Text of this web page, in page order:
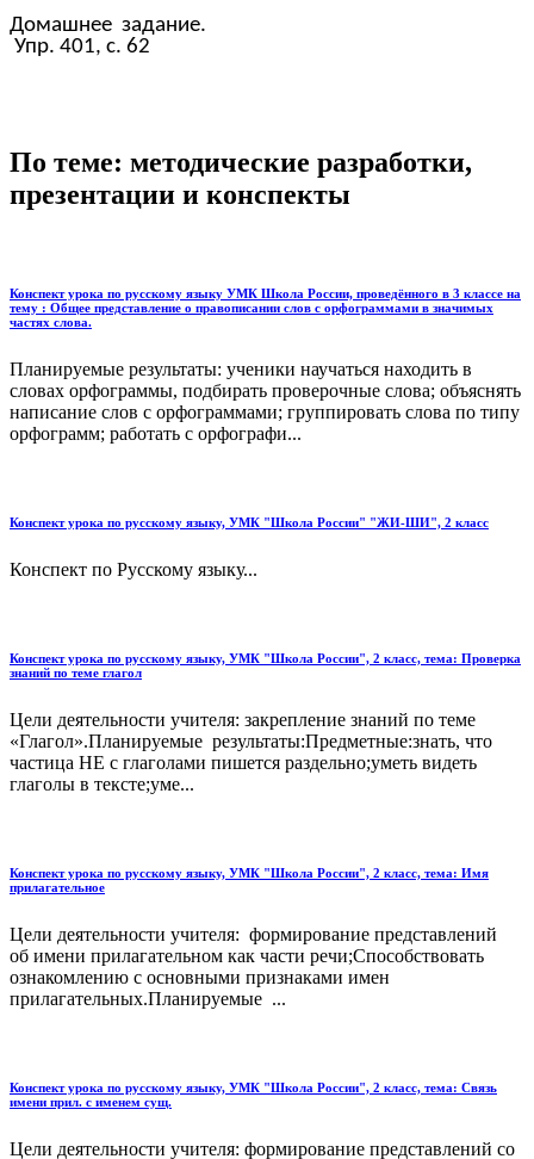
Домашнее задание.
Упр. 401, с. 62
По теме: методические разработки,
презентации и конспекты
Конспект урока по русскому языку УМК Школа России, проведённого в 3 классе на
тему : Общее представление о правописании слов с орфограммами в значимых
частях слова.
Планируемые результаты: ученики научаться находить в
словах орфограммы, подбирать проверочные слова; объяснять
написание слов с орфограммами; группировать слова по типу
орфограмм; работать с орфографи...
Конспект урока по русскому языку, УМК "Школа России" "ЖИ-ШИ", 2 класс
Конспект по Русскому языку...
Конспект урока по русскому языку, УМК "Школа России", 2 класс, тема: Проверка
знаний по теме глагол
Цели деятельности учителя: закрепление знаний по теме
«Глагол».Планируемые результаты:Предметные:знать, что
частица НЕ с глаголами пишется раздельно;уметь видеть
глаголы в тексте;уме...
Конспект урока по русскому языку, УМК "Школа России", 2 класс, тема: Имя
прилагательное
Цели деятельности учителя: формирование представлений
об имени прилагательном как части речи;Способствовать
ознакомлению с основными признаками имен
прилагательных.Планируемые ...
Конспект урока по русскому языку, УМК "Школа России", 2 класс, тема: Связь
имени прил. с именем сущ.
Цели деятельности учителя: формирование представлений со